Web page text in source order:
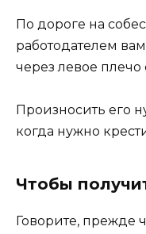
По дороге на
работодателем
через левое
Произносить его
когда нужно
Чтобы
Говорите, прежде